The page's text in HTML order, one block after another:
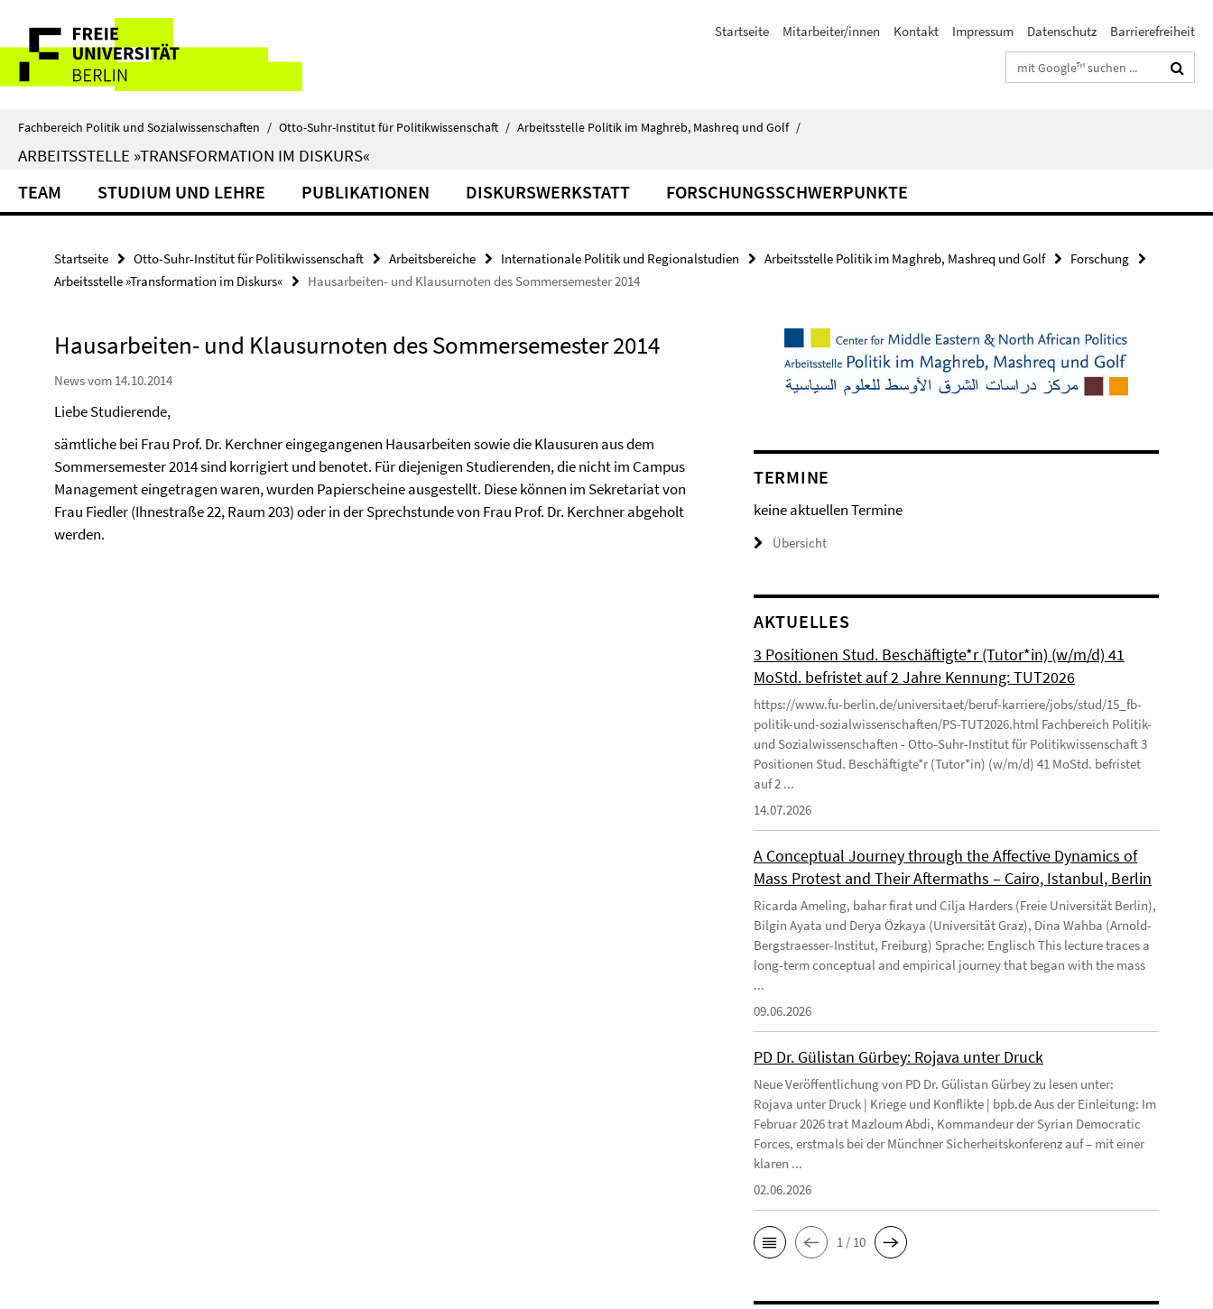
direkt
Inhalt
Service-
Navigation
Startseite Mitarbeiter/innen Kontakt Impressum Datenschutz
Barrierefreiheit
Suchbegriffe
Fachbereich Politik und Sozialwissenschaften / Otto-Suhr-Institut für Politikwissenschaft / Arbeitsstelle Politik im Maghreb, Mashreq und Golf /
ARBEITSSTELLE »TRANSFORMATION IM DISKURS«
TEAM STUDIUM UND LEHRE PUBLIKATIONEN DISKURSWERKSTATT FORSCHUNGSSCHWERPUNKTE
Startseite Otto-Suhr-Institut für Politikwissenschaft Arbeitsbereiche Internationale Politik und Regionalstudien Arbeitsstelle Politik im Maghreb, Mashreq und Golf
Forschung
Arbeitsstelle »Transformation im Diskurs«
Hausarbeiten- und Klausurnoten des Sommersemester 2014
Hausarbeiten- und Klausurnoten des Sommersemester 2014
News vom 14.10.2014
Liebe Studierende,
sämtliche bei Frau Prof. Dr. Kerchner eingegangenen Hausarbeiten sowie die Klausuren aus dem
Sommersemester 2014 sind korrigiert und benotet. Für diejenigen Studierenden, die nicht im Campus
Management eingetragen waren, wurden Papierscheine ausgestellt. Diese können im Sekretariat von
Frau Fiedler (Ihnestraße 22, Raum 203) oder in der Sprechstunde von Frau Prof. Dr. Kerchner abgeholt
werden.
TERMINE
keine aktuellen Termine
Übersicht
AKTUELLES
3 Positionen Stud. Beschäftigte*r (Tutor*in) (w/m/d) 41
MoStd. befristet auf 2 Jahre Kennung: TUT2026
https://www.fu-berlin.de/universitaet/beruf-karriere/jobs/stud/15_fb-
politik-und-sozialwissenschaften/PS-TUT2026.html Fachbereich Politik-
und Sozialwissenschaften - Otto-Suhr-Institut für Politikwissenschaft 3
Positionen Stud. Beschäftigte*r (Tutor*in) (w/m/d) 41 MoStd. befristet
auf 2 ...
14.07.2026
A Conceptual Journey through the Affective Dynamics of
Mass Protest and Their Aftermaths – Cairo, Istanbul, Berlin
Ricarda Ameling, bahar firat und Cilja Harders (Freie Universität Berlin),
Bilgin Ayata und Derya Özkaya (Universität Graz), Dina Wahba (Arnold-
Bergstraesser-Institut, Freiburg) Sprache: Englisch This lecture traces a
long-term conceptual and empirical journey that began with the mass
...
09.06.2026
PD Dr. Gülistan Gürbey: Rojava unter Druck
Neue Veröffentlichung von PD Dr. Gülistan Gürbey zu lesen unter:
Rojava unter Druck | Kriege und Konflikte | bpb.de Aus der Einleitung: Im
Februar 2026 trat Mazloum Abdi, Kommandeur der Syrian Democratic
Forces, erstmals bei der Münchner Sicherheitskonferenz auf – mit einer
klaren ...
02.06.2026
1 / 10